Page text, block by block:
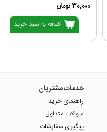
30,000 تومان
اضافه به سبد خرید
خدمات مشتریان
راهنمای خرید
سوالات متداول
پیگیری سفارشات